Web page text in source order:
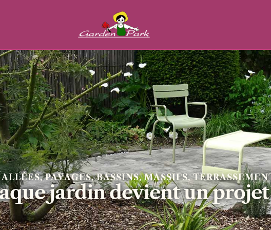
PAVAGES, BASSINS, MASSIFS,
jardin devient un